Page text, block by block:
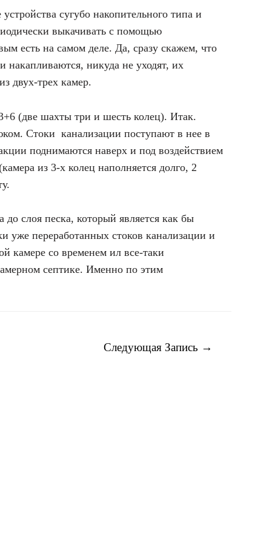
сугубо накопительного типа и
выкачивать с помощью
есть на самом деле. Да, сразу скажем, что
никуда не уходят, их
двух-трех камер.
(две шахты три и шесть колец). Итак.
Стоки канализации поступают в нее в
поднимаются наверх и под воздействием
из 3-х колец наполняется долго, 2
слоя песка, который является как бы
переработанных стоков канализации и
камере со временем ил все-таки
септике. Именно по этим
Следующая Запись →